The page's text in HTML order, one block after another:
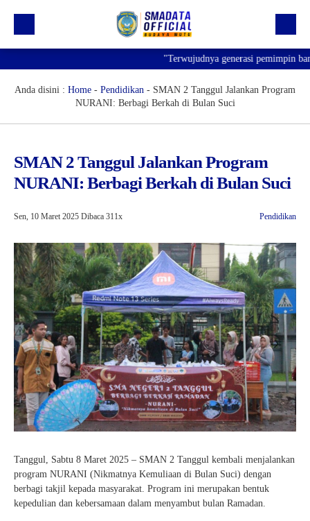
Profil
Informasi
"Terwujudnya generasi pemimpin bangsa
Anda disini : Home - Pendidikan - SMAN 2 Tanggul Jalankan Program
NURANI: Berbagi Berkah di Bulan Suci
SMAN 2 Tanggul Jalankan Program
NURANI: Berbagi Berkah di Bulan Suci
Sen, 10 Maret 2025 Dibaca 311x Pendidikan
Tanggul, Sabtu 8 Maret 2025 – SMAN 2 Tanggul kembali menjalankan
program NURANI (Nikmatnya Kemuliaan di Bulan Suci) dengan
berbagi takjil kepada masyarakat. Program ini merupakan bentuk
kepedulian dan kebersamaan dalam menyambut bulan Ramadan.